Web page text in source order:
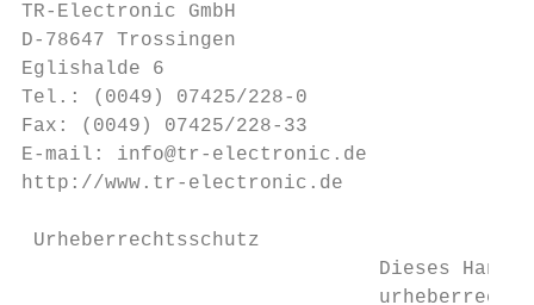
TR-Electronic GmbH
D-78647 Trossingen
Eglishalde 6
Tel.: (0049) 07425/228-0
Fax: (0049) 07425/228-33
E-mail: info@tr-electronic.de
http://www.tr-electronic.de
Urheberrechtsschutz
Dieses